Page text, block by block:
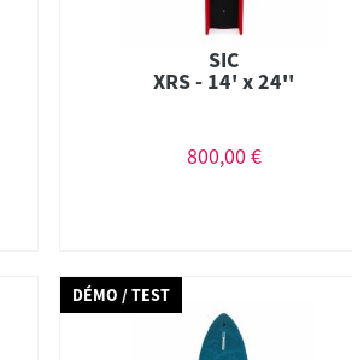
SIC
XRS - 14' x 24''
800,00 €
DÉMO / TEST